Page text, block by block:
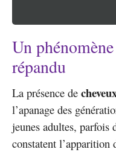
Un
répandu
La présence de
l’apanage des
jeunes adultes, parfois
constatent l’apparition